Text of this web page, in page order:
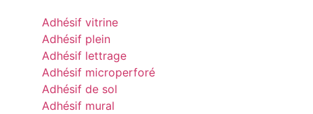
Adhésif vitrine
Adhésif plein
Adhésif lettrage
Adhésif microperforé
Adhésif de sol
Adhésif mural